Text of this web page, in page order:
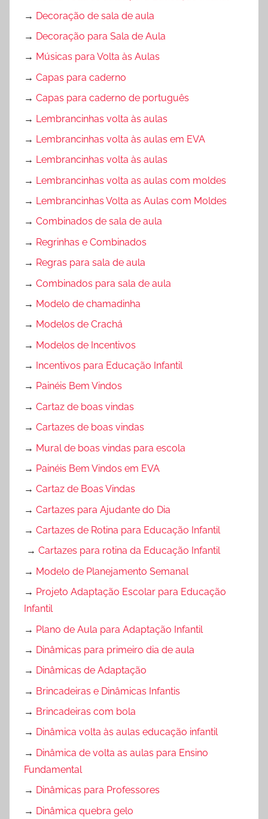
→ Decoração de sala de aula
→ Decoração para Sala de Aula
→ Músicas para Volta às Aulas
→ Capas para caderno
→ Capas para caderno de português
→ Lembrancinhas volta às aulas
→ Lembrancinhas volta às aulas em EVA
→ Lembrancinhas volta às aulas
→ Lembrancinhas volta as aulas com moldes
→ Lembrancinhas Volta as Aulas com Moldes
→ Combinados de sala de aula
→ Regrinhas e Combinados
→ Regras para sala de aula
→ Combinados para sala de aula
→ Modelo de chamadinha
→ Modelos de Crachá
→ Modelos de Incentivos
→ Incentivos para Educação Infantil
→ Painéis Bem Vindos
→ Cartaz de boas vindas
→ Cartazes de boas vindas
→ Mural de boas vindas para escola
→ Painéis Bem Vindos em EVA
→ Cartaz de Boas Vindas
→ Cartazes para Ajudante do Dia
→ Cartazes de Rotina para Educação Infantil
→ Cartazes para rotina da Educação Infantil
→ Modelo de Planejamento Semanal
→ Projeto Adaptação Escolar para Educação
Infantil
→ Plano de Aula para Adaptação Infantil
→ Dinâmicas para primeiro dia de aula
→ Dinâmicas de Adaptação
→ Brincadeiras e Dinâmicas Infantis
→ Brincadeiras com bola
→ Dinâmica volta às aulas educação infantil
→ Dinâmica de volta as aulas para Ensino
Fundamental
→ Dinâmicas para Professores
→ Dinâmica quebra gelo